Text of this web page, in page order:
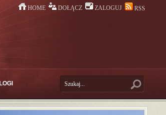
HOME DOŁĄCZ ZALOGUJ RSS